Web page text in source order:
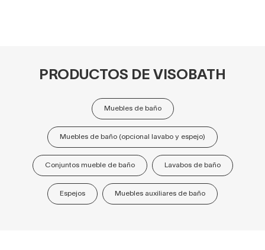
PRODUCTOS DE VISOBATH
Muebles de baño
Muebles de baño (opcional lavabo y espejo)
Conjuntos mueble de baño Lavabos de baño
Espejos Muebles auxiliares de baño